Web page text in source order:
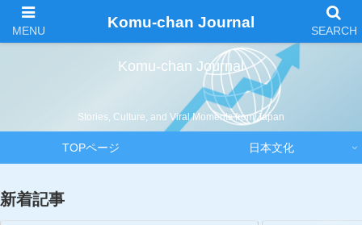
Komu-chan Journal
Stories, Culture, and Viral Moments from Japan
TOPページ 日本文化
新着記事
Komu-chan Journal